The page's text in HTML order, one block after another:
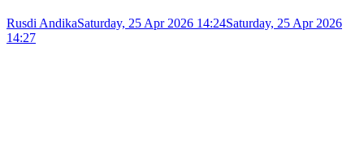
Rusdi AndikaSaturday, 25 Apr 2026 14:24Saturday, 25 Apr 2026
14:27